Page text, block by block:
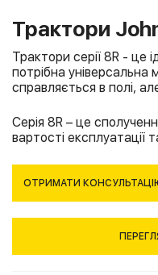
Трактори
Трактори серії 8R - це
потрібна
справляється в полі,
Серія 8R – це
вартості експлуатації
ОТРИМАТИ